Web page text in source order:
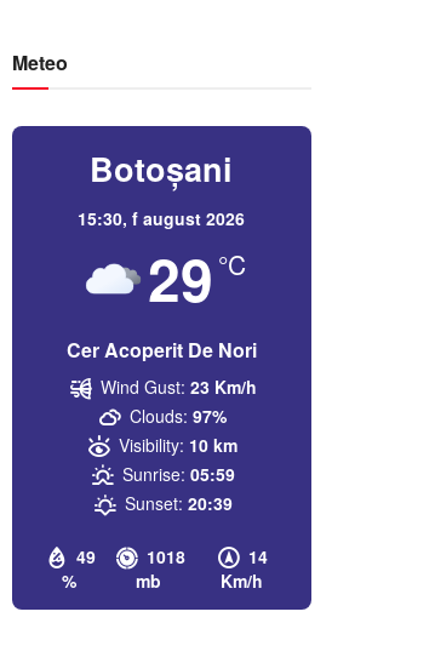
Meteo
Botoșani
15:30,f august 2026
29 °C
Cer Acoperit De Nori
49
%
1018
mb
14
Km/h
Wind Gust: 23 Km/h
Clouds: 97%
Visibility: 10 km
Sunrise: 05:59
Sunset: 20:39